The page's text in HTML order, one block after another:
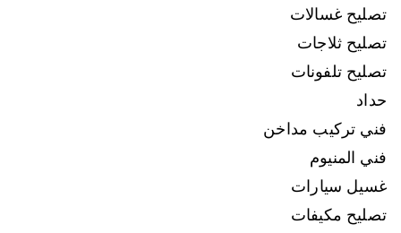
تصليح غسالات
تصليح ثلاجات
تصليح تلفونات
حداد
فني تركيب مداخن
فني المنيوم
غسيل سيارات
تصليح مكيفات